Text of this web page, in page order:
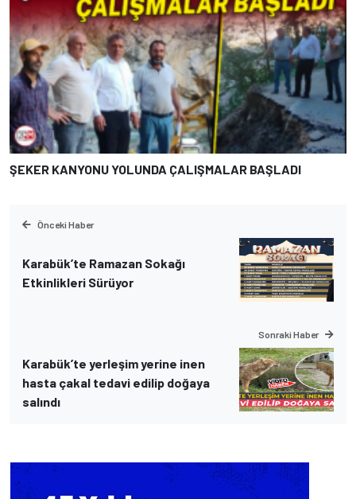
ŞEKER KANYONU YOLUNDA ÇALIŞMALAR BAŞLADI
Önceki Haber
Karabük’te Ramazan Sokağı
Etkinlikleri Sürüyor
Sonraki Haber
Karabük’te yerleşim yerine inen
hasta çakal tedavi edilip doğaya
salındı